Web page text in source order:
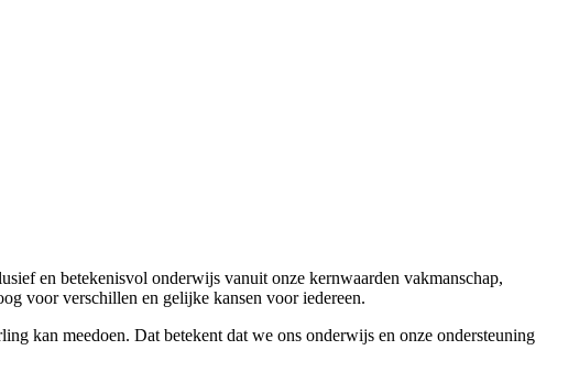
en betekenisvol onderwijs vanuit onze kernwaarden vakmanschap,
voor verschillen en gelijke kansen voor iedereen.
kan meedoen. Dat betekent dat we ons onderwijs en onze ondersteuning